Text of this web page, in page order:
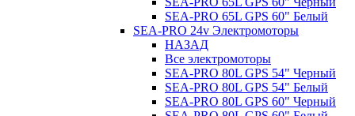
SEA-PRO 65L GPS 60" Белый
SEA-PRO 24v Электромоторы
НАЗАД
Все электромоторы
SEA-PRO 80L GPS 54" Черный
SEA-PRO 80L GPS 54" Белый
SEA-PRO 80L GPS 60" Черный